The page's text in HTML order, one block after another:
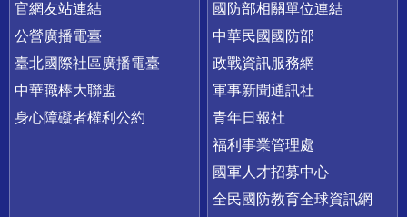
官網友站連結
公營廣播電臺
臺北國際社區廣播電臺
中華職棒大聯盟
身心障礙者權利公約
國防部相關單位連結
中華民國國防部
政戰資訊服務網
軍事新聞通訊社
青年日報社
福利事業管理處
國軍人才招募中心
全民國防教育全球資訊網